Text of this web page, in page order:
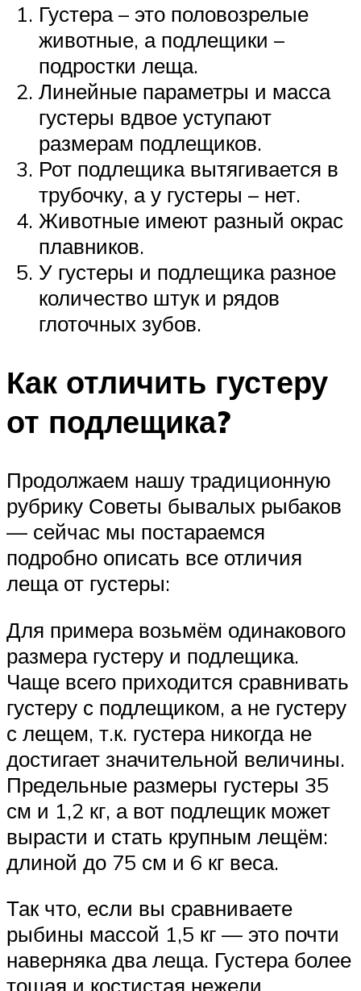
Густера – это половозрелые
животные, а подлещики –
подростки леща.
Линейные параметры и масса
густеры вдвое уступают
размерам подлещиков.
Рот подлещика вытягивается в
трубочку, а у густеры – нет.
Животные имеют разный окрас
плавников.
У густеры и подлещика разное
количество штук и рядов
глоточных зубов.
Как отличить густеру
от подлещика?
Продолжаем нашу традиционную
рубрику Советы бывалых рыбаков
— сейчас мы постараемся
подробно описать все отличия
леща от густеры:
Для примера возьмём одинакового
размера густеру и подлещика.
Чаще всего приходится сравнивать
густеру с подлещиком, а не густеру
с лещем, т.к. густера никогда не
достигает значительной величины.
Предельные размеры густеры 35
см и 1,2 кг, а вот подлещик может
вырасти и стать крупным лещём:
длиной до 75 см и 6 кг веса.
Так что, если вы сравниваете
рыбины массой 1,5 кг — это почти
наверняка два леща. Густера более
тощая и костистая нежели